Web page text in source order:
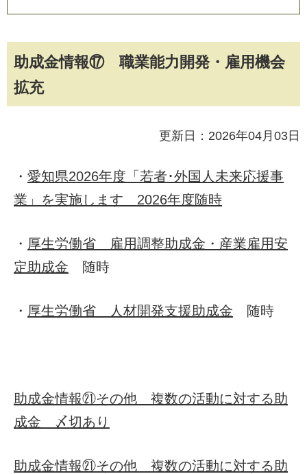
助成金情報⑰ 職業能力開発・雇用機会
拡充
更新日：2026年04月03日
・ 愛知県2026年度「若者･外国人未来応援事
業」を実施します 2026年度随時
・ 厚生労働省 雇用調整助成金・産業雇用安
定助成金 随時
・ 厚生労働省 人材開発支援助成金 随時
助成金情報㉑その他 複数の活動に対する助
成金 〆切あり
助成金情報㉑その他 複数の活動に対する助